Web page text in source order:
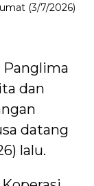
(3/7/2026)
dan
datang
lalu.